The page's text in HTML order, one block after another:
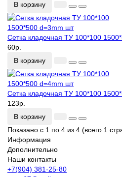
В корзину
Сетка кладочная ТУ 100*100
60р.
В корзину
Сетка кладочная ТУ 100*100
123р.
В корзину
Показано с 1 по 4 из 4 (всего 1
Информация
Дополнительно
Наши контакты
+7(904) 381-25-80